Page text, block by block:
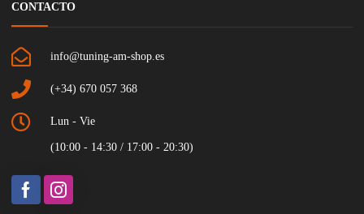
CONTACTO
info@tuning-am-shop.es
(+34) 670 057 368
Lun - Vie
(10:00 - 14:30 / 17:00 - 20:30)